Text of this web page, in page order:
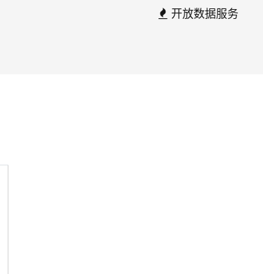
开放数据服务